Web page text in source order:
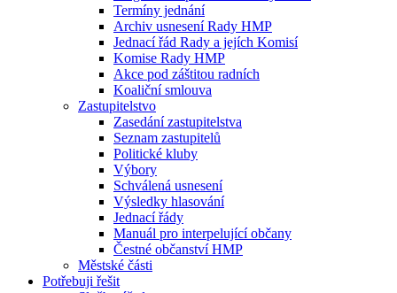
Termíny jednání
Archiv usnesení Rady HMP
Jednací řád Rady a jejích Komisí
Komise Rady HMP
Akce pod záštitou radních
Koaliční smlouva
Zastupitelstvo
Zasedání zastupitelstva
Seznam zastupitelů
Politické kluby
Výbory
Schválená usnesení
Výsledky hlasování
Jednací řády
Manuál pro interpelující občany
Čestné občanství HMP
Městské části
Potřebuji řešit